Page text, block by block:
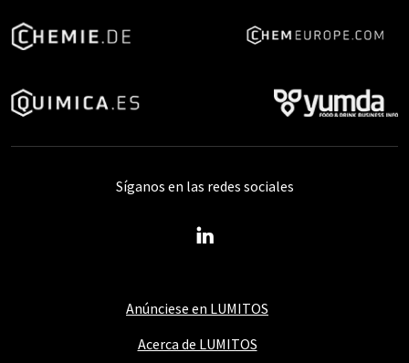
Anúnciese en LUMITOS
Acerca de LUMITOS
Síganos en las redes sociales